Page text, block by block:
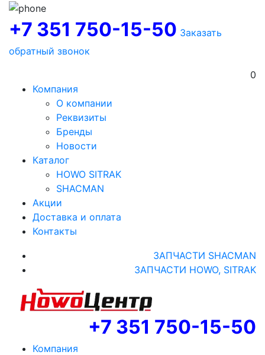
+7 351 750-15-50 Заказать
обратный звонок
0
Компания
О компании
Реквизиты
Бренды
Новости
Каталог
HOWO SITRAK
SHACMAN
Акции
Доставка и оплата
Контакты
ЗАПЧАСТИ SHACMAN
ЗАПЧАСТИ HOWO, SITRAK
+7 351 750-15-50
Компания